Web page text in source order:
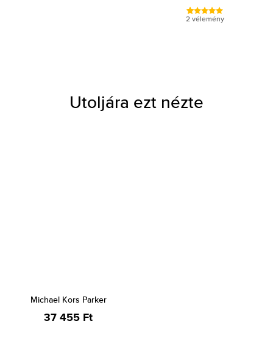
2 vélemény
Utoljára ezt nézte
Michael Kors Parker
37 455 Ft